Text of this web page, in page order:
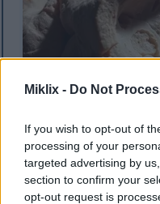
Miklix - Do Not
If you wish to opt-out of
processing of your
targeted advertising by
section to confirm your
opt-out request is
नाटकीय प्रकाश व्यवस्था
परतों के साथ मानव
अधिक जानकारी और बेहतर